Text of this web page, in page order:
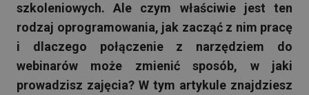
szkoleniowych. Ale czym właściwie jest ten
rodzaj oprogramowania, jak zacząć z nim pracę
i dlaczego połączenie z narzędziem do
webinarów może zmienić sposób, w jaki
prowadzisz zajęcia? W tym artykule znajdziesz